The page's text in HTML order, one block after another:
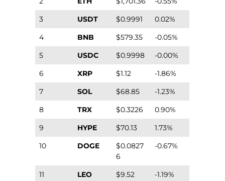
3
USDT $0.9991
0.02%
4
BNB $579.35
-0.05%
5
USDC $0.9998
-0.00%
6
XRP $1.12
-1.86%
7
SOL $68.85
-1.23%
8
TRX $0.3226
0.90%
9
HYPE $70.13
1.73%
10
DOGE
$0.0827
6
-0.67%
11 LEO $9.52
-1.19%